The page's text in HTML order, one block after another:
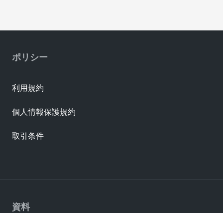
資料
ポリシー
利用規約
個人情報保護規約
取引条件